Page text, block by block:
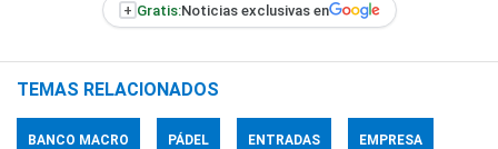
+ Gratis:Noticias exclusivas en
TEMAS RELACIONADOS
BANCO MACRO PÁDEL ENTRADAS EMPRESA